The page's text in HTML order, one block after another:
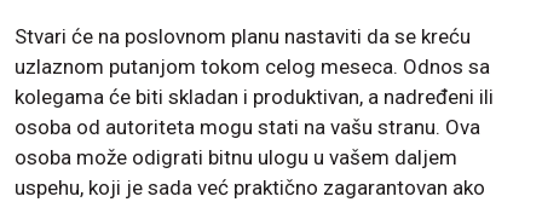
Stvari će na poslovnom planu nastaviti da se kreću
uzlaznom putanjom tokom celog meseca. Odnos sa
kolegama će biti skladan i produktivan, a nadređeni ili
osoba od autoriteta mogu stati na vašu stranu. Ova
osoba može odigrati bitnu ulogu u vašem daljem
uspehu, koji je sada već praktično zagarantovan ako